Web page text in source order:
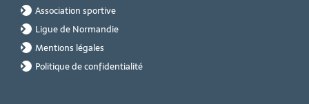
Association sportive
Ligue de Normandie
Mentions légales
Politique de confidentialité